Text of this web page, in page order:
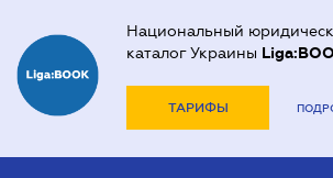
Национальный
каталог Украины
ТАРИФЫ